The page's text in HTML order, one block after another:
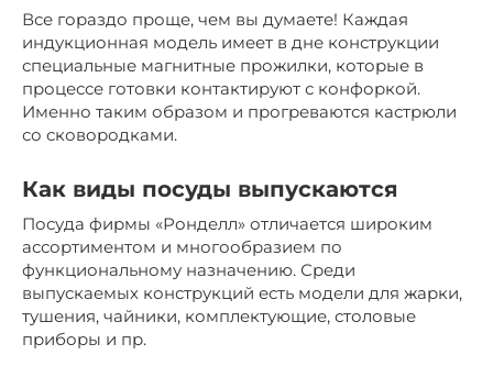
Все гораздо проще, чем вы думаете! Каждая
индукционная модель имеет в дне конструкции
специальные магнитные прожилки, которые в
процессе готовки контактируют с конфоркой.
Именно таким образом и прогреваются кастрюли
со сковородками.
Как виды посуды выпускаются
Посуда фирмы «Ронделл» отличается широким
ассортиментом и многообразием по
функциональному назначению. Среди
выпускаемых конструкций есть модели для жарки,
тушения, чайники, комплектующие, столовые
приборы и пр.